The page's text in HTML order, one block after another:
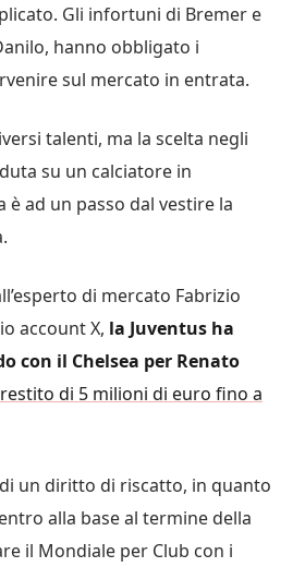
Gli infortuni di Bremer e
hanno obbligato i
sul mercato in entrata.
talenti, ma la scelta negli
su un calciatore in
è ad un passo dal vestire la
di mercato Fabrizio
account X, la Juventus ha
con il Chelsea per Renato
di 5 milioni di euro fino a
un diritto di riscatto, in quanto
alla base al termine della
il Mondiale per Club con i